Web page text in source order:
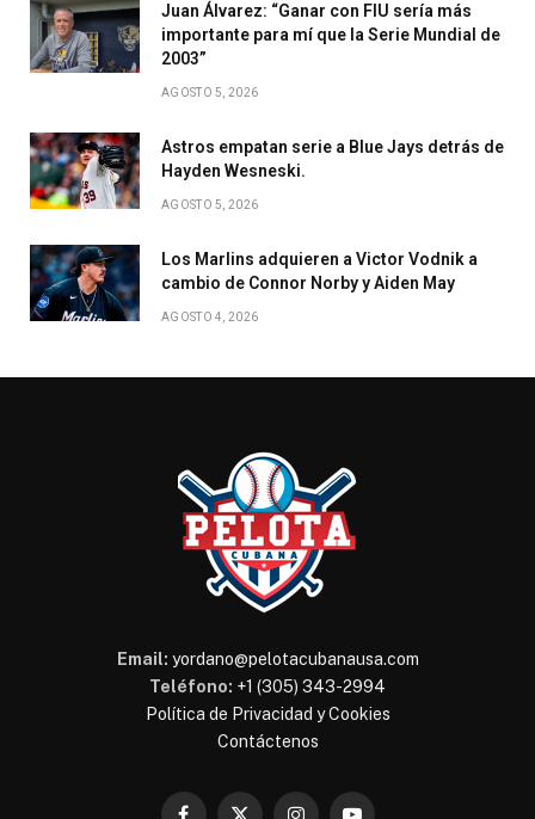
Juan Álvarez: “Ganar con FIU sería más
importante para mí que la Serie Mundial de
2003”
AGOSTO 5, 2026
Astros empatan serie a Blue Jays detrás de
Hayden Wesneski.
AGOSTO 5, 2026
Los Marlins adquieren a Victor Vodnik a
cambio de Connor Norby y Aiden May
AGOSTO 4, 2026
Email: yordano@pelotacubanausa.com
Teléfono: +1 (305) 343-2994
Política de Privacidad y Cookies
Contáctenos